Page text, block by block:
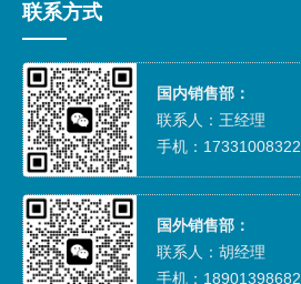
联系方式
国内销售部：
联系人：王经理
手机：17331008322
国外销售部：
联系人：胡经理
手机：18901398682